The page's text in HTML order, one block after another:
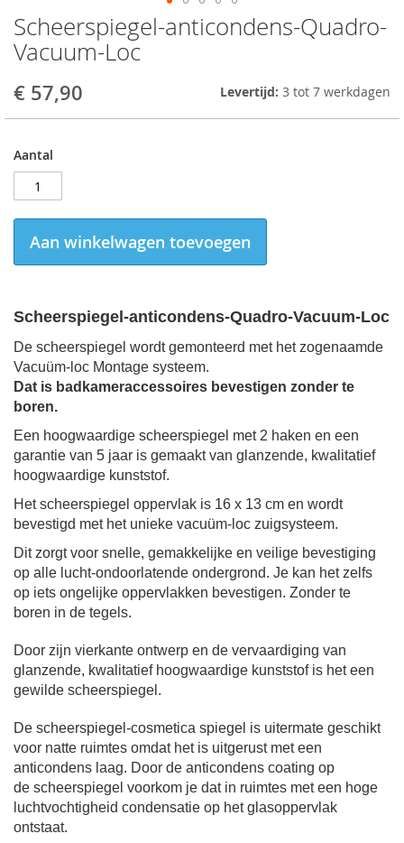
Scheerspiegel-anticondens-Quadro-
Vacuum-Loc
€ 57,90 Levertijd: 3 tot 7 werkdagen
Aantal
Aan winkelwagen toevoegen
Scheerspiegel-anticondens-Quadro-Vacuum-Loc
De scheerspiegel wordt gemonteerd met het zogenaamde
Vacuüm-loc Montage systeem.
Dat is badkameraccessoires bevestigen zonder te
boren.
Een hoogwaardige scheerspiegel met 2 haken en een
garantie van 5 jaar is gemaakt van glanzende, kwalitatief
hoogwaardige kunststof.
Het scheerspiegel oppervlak is 16 x 13 cm en wordt
bevestigd met het unieke vacuüm-loc zuigsysteem.
Dit zorgt voor snelle, gemakkelijke en veilige bevestiging
op alle lucht-ondoorlatende ondergrond. Je kan het zelfs
op iets ongelijke oppervlakken bevestigen. Zonder te
boren in de tegels.
Door zijn vierkante ontwerp en de vervaardiging van
glanzende, kwalitatief hoogwaardige kunststof is het een
gewilde scheerspiegel.
De scheerspiegel-cosmetica spiegel is uitermate geschikt
voor natte ruimtes omdat het is uitgerust met een
anticondens laag. Door de anticondens coating op
de scheerspiegel voorkom je dat in ruimtes met een hoge
luchtvochtigheid condensatie op het glasoppervlak
ontstaat.
Skip
to
the
of
gallery